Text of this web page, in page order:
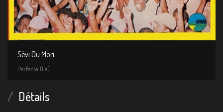
Sèvi Ou Mori
Perfecta (La)
Détails